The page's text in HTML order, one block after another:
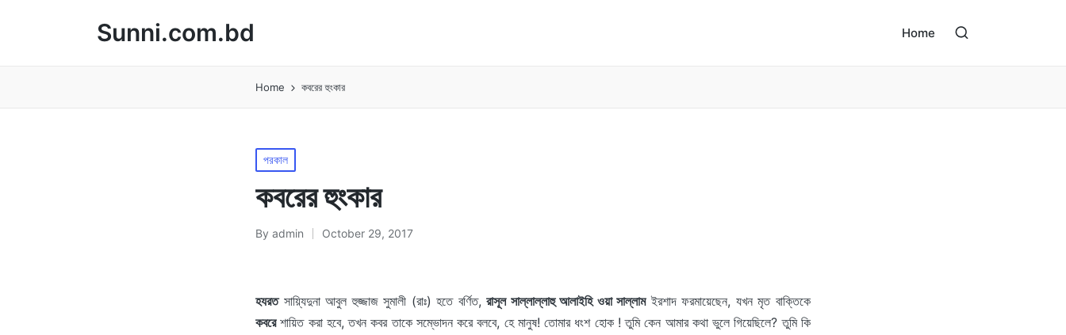
Sunni.com.bd Home
Home কবরের হুংকার
Posted
in
পরকাল
কবরের হুংকার
Posted
By admin October 29, 2017
হযরতসায়্যিদুনা আবুল হুজ্জাজ সুমালী (রাঃ) হতে বর্ণিত,রাসূল সাল্লাল্লাহু আলাইহি ওয়া সাল্লামইরশাদ ফরমায়েছেন, যখন মৃত বাক্তিকে
কবরেশায়িত করা হবে, তখন কবর তাকে সম্ভোদন করে বলবে, হে মানুষ! তোমার ধংশ হোক ! তুমি কেন আমার কথা ভুলে গিয়েছিলে? তুমি কি